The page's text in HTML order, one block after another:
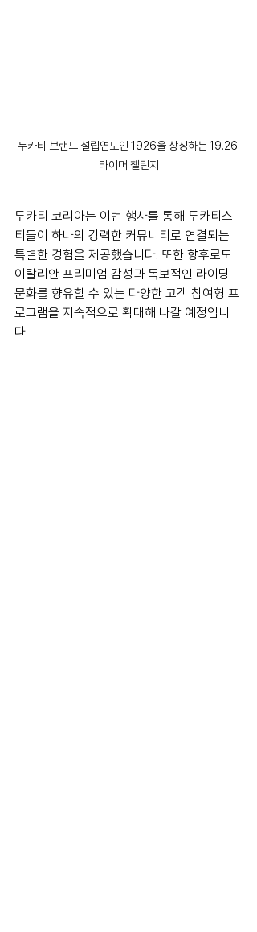
두카티 브랜드 설립연도인 1926을 상징하는 19.26
타이머 챌린지
두카티 코리아는 이번 행사를 통해 두카티스
티들이 하나의 강력한 커뮤니티로 연결되는
특별한 경험을 제공했습니다. 또한 향후로도
이탈리안 프리미엄 감성과 독보적인 라이딩
문화를 향유할 수 있는 다양한 고객 참여형 프
로그램을 지속적으로 확대해 나갈 예정입니
다.